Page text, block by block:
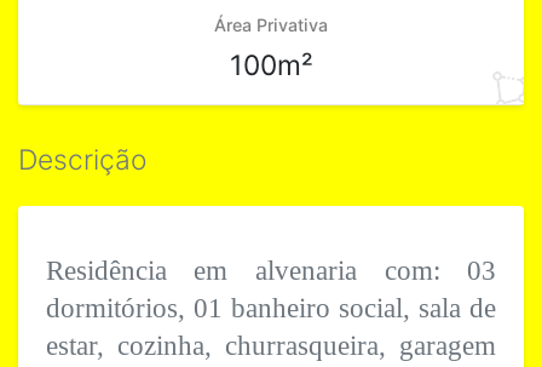
Descrição
Residência em alvenaria com: 03
dormitórios, 01 banheiro social, sala de
estar, cozinha, churrasqueira, garagem
Área Privativa
100m²